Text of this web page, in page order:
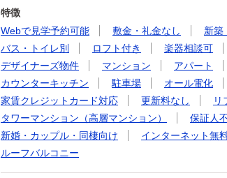
特徴
Webで見学予約可能
敷金・礼金なし 新築
バス・トイレ別
ロフト付き 楽器相談可
デザイナーズ物件
マンション アパート
カウンターキッチン
駐車場 オール電化
家賃クレジットカード対応
更新料なし
リ
タワーマンション（高層マンション）
保証人
新婚・カップル・同棲向け
インターネット無
ルーフバルコニー